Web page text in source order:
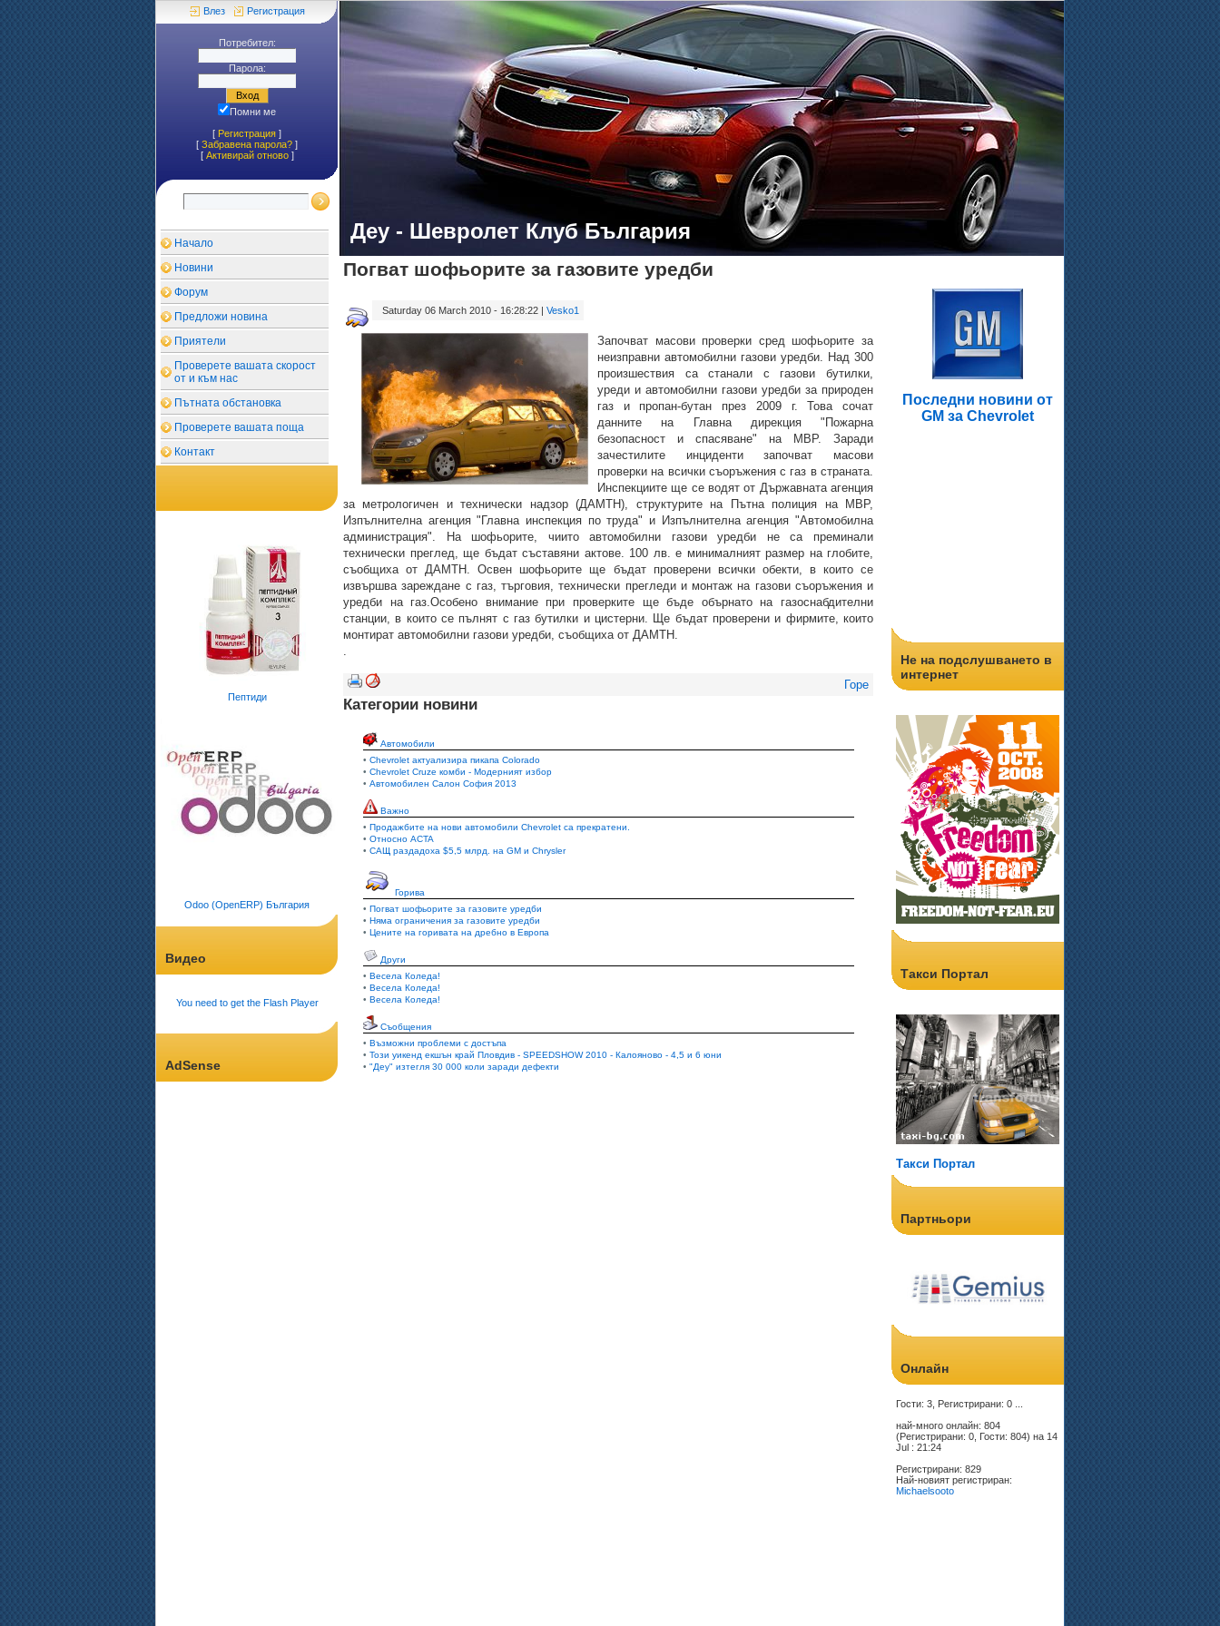
Влез Регистрация
Потребител:
Парола:
Помни ме
[ Регистрация ]
[ Забравена парола? ]
[ Aктивирай отново]
Начало
Новини
Форум
Предложи новина
Приятели
Проверете вашата скорост
от и към нас
Пътната обстановка
Проверете вашата поща
Контакт
Пептиди
Odoo (OpenERP) България
Видео
You need to get the Flash Player
AdSense
Деу - Шевролет Клуб България
Погват шофьорите за газовите уредби
Saturday 06 March 2010 - 16:28:22 | Vesko1
Започват масови проверки сред шофьорите за
неизправни автомобилни газови уредби. Над 300
произшествия са станали с газови бутилки,
уреди и автомобилни газови уредби за природен
газ и пропан-бутан през 2009 г. Това сочат
данните на Главна дирекция "Пожарна
безопасност и спасяване" на МВР. Заради
зачестилите инциденти започват масови
проверки на всички съоръжения с газ в страната.
Инспекциите ще се водят от Държавната агенция
за метрологичен и технически надзор (ДАМТН), структурите на Пътна полиция на МВР,
Изпълнителна агенция "Главна инспекция по труда" и Изпълнителна агенция "Автомобилна
администрация". На шофьорите, чиито автомобилни газови уредби не са преминали
технически преглед, ще бъдат съставяни актове. 100 лв. е минималният размер на глобите,
съобщиха от ДАМТН. Освен шофьорите ще бъдат проверени всички обекти, в които се
извършва зареждане с газ, търговия, технически прегледи и монтаж на газови съоръжения и
уредби на газ.Особено внимание при проверките ще бъде обърнато на газоснабдителни
станции, в които се пълнят с газ бутилки и цистерни. Ще бъдат проверени и фирмите, които
монтират автомобилни газови уредби, съобщиха от ДАМТН.
.
Горе
Категории новини
Автомобили
• Chevrolet актуализира пикапа Colorado
• Chevrolet Cruze комби - Модерният избор
• Автомобилен Салон София 2013
Важно
• Продажбите на нови автомобили Chevrolet са прекратени.
• Относно ACTA
• САЩ раздадоха $5,5 млрд. на GM и Chrysler
Горива
• Погват шофьорите за газовите уредби
• Няма ограничения за газовите уредби
• Цените на горивата на дребно в Европа
Други
• Весела Коледа!
• Весела Коледа!
• Весела Коледа!
Съобщения
• Възможни проблеми с достъпа
• Този уикенд екшън край Пловдив - SPEEDSHOW 2010 - Калояново - 4,5 и 6 юни
• "Деу" изтегля 30 000 коли заради дефекти
.
Последни новини от
GM за Chevrolet
Не на подслушването в
интернет
Такси Портал
Такси Портал
Партньори
Онлайн
Гости: 3, Регистрирани: 0 ...
най-много онлайн: 804
(Регистрирани: 0, Гости: 804) на 14
Jul : 21:24
Регистрирани: 829
Най-новият регистриран:
Michaelsooto